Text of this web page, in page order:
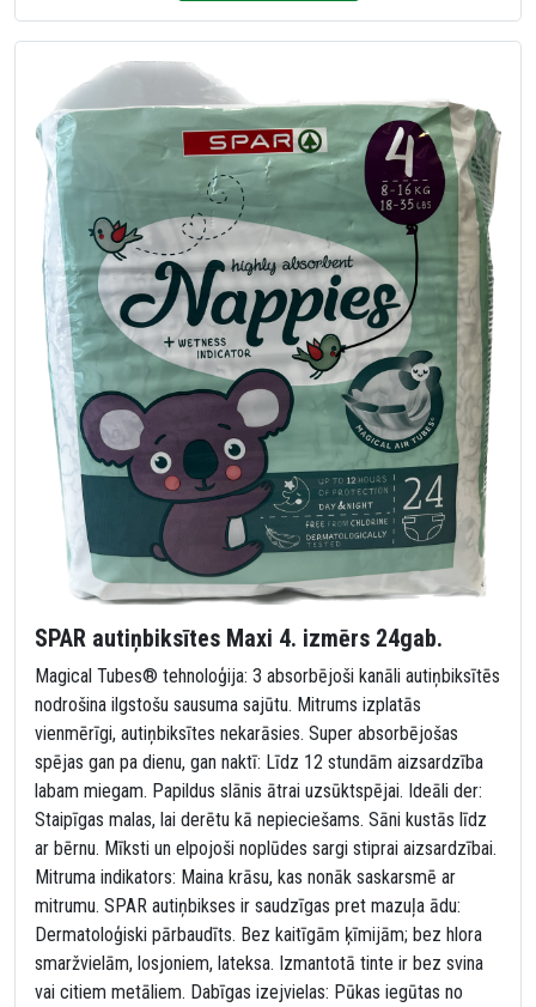
SPAR autiņbiksītes Maxi 4. izmērs 24gab.
Magical Tubes® tehnoloģija: 3 absorbējoši kanāli autiņbiksītēs
nodrošina ilgstošu sausuma sajūtu. Mitrums izplatās
vienmērīgi, autiņbiksītes nekarāsies. Super absorbējošas
spējas gan pa dienu, gan naktī: Līdz 12 stundām aizsardzība
labam miegam. Papildus slānis ātrai uzsūktspējai. Ideāli der:
Staipīgas malas, lai derētu kā nepieciešams. Sāni kustās līdz
ar bērnu. Mīksti un elpojoši noplūdes sargi stiprai aizsardzībai.
Mitruma indikators: Maina krāsu, kas nonāk saskarsmē ar
mitrumu. SPAR autiņbikses ir saudzīgas pret mazuļa ādu:
Dermatoloģiski pārbaudīts. Bez kaitīgām ķīmijām; bez hlora
smaržvielām, losjoniem, lateksa. Izmantotā tinte ir bez svina
vai citiem metāliem. Dabīgas izejvielas: Pūkas iegūtas no